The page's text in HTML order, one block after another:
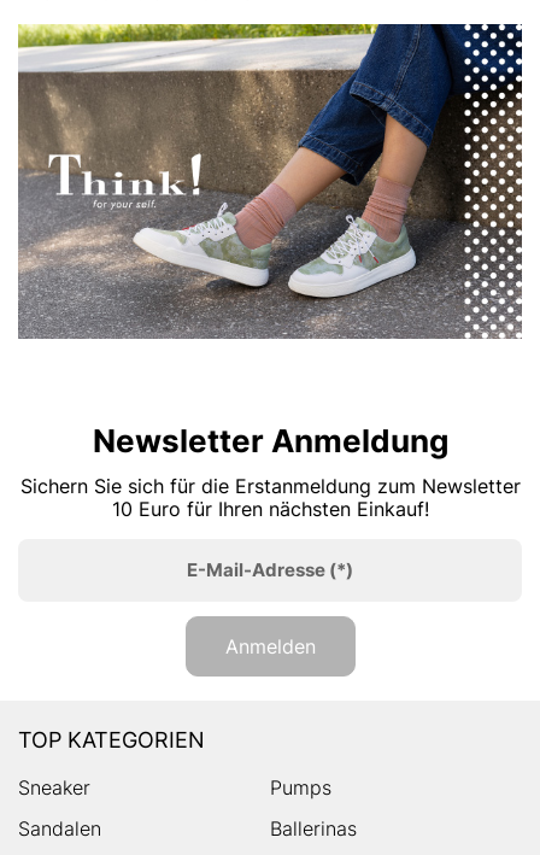
Newsletter Anmeldung
Sichern Sie sich für die Erstanmeldung zum Newsletter
10 Euro für Ihren nächsten Einkauf!
E-Mail-Adresse (*)
Anmelden
TOP KATEGORIEN
Sneaker
Pumps
Sandalen
Ballerinas